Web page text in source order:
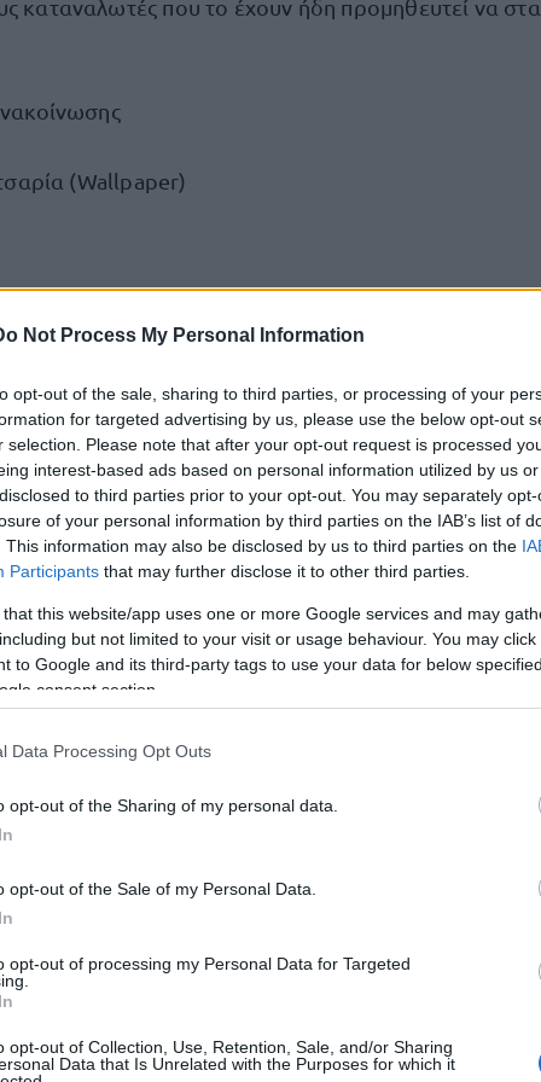
Not Process My Personal Information
opt-out of the sale, sharing to third parties, or processing of your
for targeted advertising by us, please use the below opt-out
selection. Please note that after your opt-out request is processed
interest-based ads based on personal information utilized by us
to third parties prior to your opt-out. You may separately
of your personal information by third parties on the IAB’s list of
This information may also be disclosed by us to third parties on the
Participants that may further disclose it to other third parties.
that this website/app uses one or more Google services and may
but not limited to your visit or usage behaviour. You may
to Google and its third-party tags to use your data for below
consent section.
Data Processing Opt Outs
opt-out of the Sharing of my personal data.
opt-out of the Sale of my Personal Data.
opt-out of processing my Personal Data for Targeted
opt-out of Collection, Use, Retention, Sale, and/or Sharing
Data that Is Unrelated with the Purposes for which it
καταναλωτές που το έχουν ήδη προμηθευτεί να
(Wallpaper)
(Barcode):
είδη (Decorative articles)
Λαϊκή Δημοκρατία της Κίνας
Διαδικτυακά, κυρίως μέσω του www.e-jumbo.gr
(DEHP), ποσοστό πολύ υψηλότερο από τα
REACH της Ε.Ε.